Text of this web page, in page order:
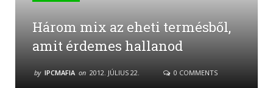
Három mix az eheti termésből,
amit érdemes hallanod
by IPCMAFIA on 2012. JÚLIUS 22. 0 COMMENTS